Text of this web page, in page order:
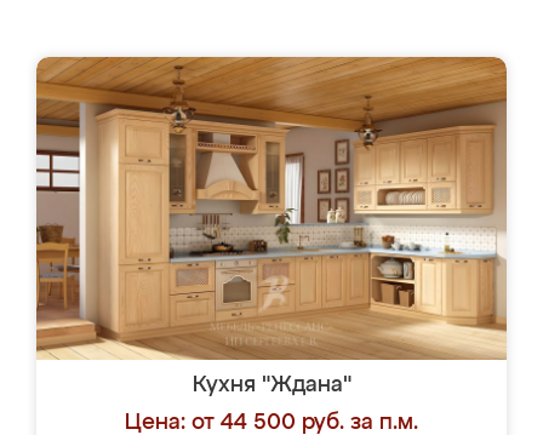
Кухня "Ждана"
Цена: от 44 500 руб. за п.м.